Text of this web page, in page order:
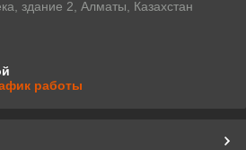
здание 2, Алматы, Казахстан
работы